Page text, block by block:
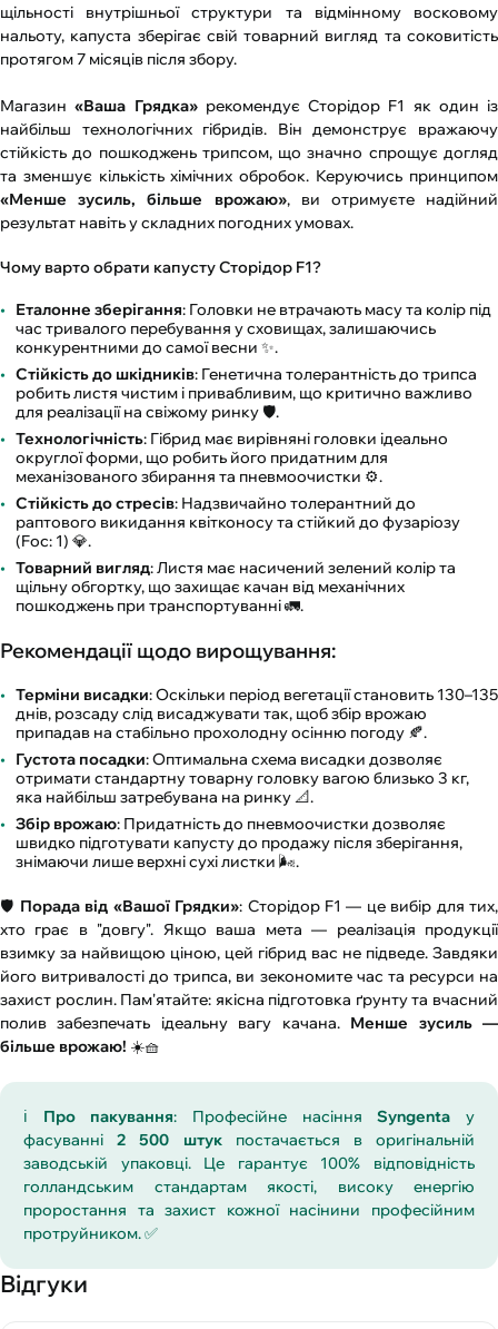
щільності внутрішньої структури та відмінному восковому
нальоту, капуста зберігає свій товарний вигляд та соковитість
протягом 7 місяців після збору.
Магазин«Ваша Грядка»рекомендує Сторідор F1 як один із
найбільш технологічних гібридів. Він демонструє вражаючу
стійкість до пошкоджень трипсом, що значно спрощує догляд
та зменшує кількість хімічних обробок. Керуючись принципом
«Менше зусиль, більше врожаю», ви отримуєте надійний
результат навіть у складних погодних умовах.
Чому варто обрати капусту Сторідор F1?
Еталонне зберігання: Головки не втрачають масу та колір під
час тривалого перебування у сховищах, залишаючись
конкурентними до самої весни ✨.
Стійкість до шкідників: Генетична толерантність до трипса
робить листя чистим і привабливим, що критично важливо
для реалізації на свіжому ринку 🛡️.
Технологічність: Гібрид має вирівняні головки ідеально
округлої форми, що робить його придатним для
механізованого збирання та пневмоочистки ⚙️.
Стійкість до стресів: Надзвичайно толерантний до
раптового викидання квітконосу та стійкий до фузаріозу
(Foc: 1) 💎.
Товарний вигляд: Листя має насичений зелений колір та
щільну обгортку, що захищає качан від механічних
пошкоджень при транспортуванні 🚛.
Рекомендації щодо вирощування:
Терміни висадки: Оскільки період вегетації становить 130–135
днів, розсаду слід висаджувати так, щоб збір врожаю
припадав на стабільно прохолодну осінню погоду 🍂.
Густота посадки: Оптимальна схема висадки дозволяє
отримати стандартну товарну головку вагою близько 3 кг,
яка найбільш затребувана на ринку 📐.
Збір врожаю: Придатність до пневмоочистки дозволяє
швидко підготувати капусту до продажу після зберігання,
знімаючи лише верхні сухі листки 🌬️.
🛡️ Порада від «Вашої Грядки»: Сторідор F1 — це вибір для тих,
хто грає в "довгу". Якщо ваша мета — реалізація продукції
взимку за найвищою ціною, цей гібрид вас не підведе. Завдяки
його витривалості до трипса, ви зекономите час та ресурси на
захист рослин. Пам'ятайте: якісна підготовка ґрунту та вчасний
полив забезпечать ідеальну вагу качана. Менше зусиль —
більше врожаю! ☀️🧺
ℹ️ Про пакування: Професійне насінняSyngenta у
фасуванні2 500 штукпостачається в оригінальній
заводській упаковці. Це гарантує 100% відповідність
голландським стандартам якості, високу енергію
проростання та захист кожної насінини професійним
протруйником. ✅
Відгуки